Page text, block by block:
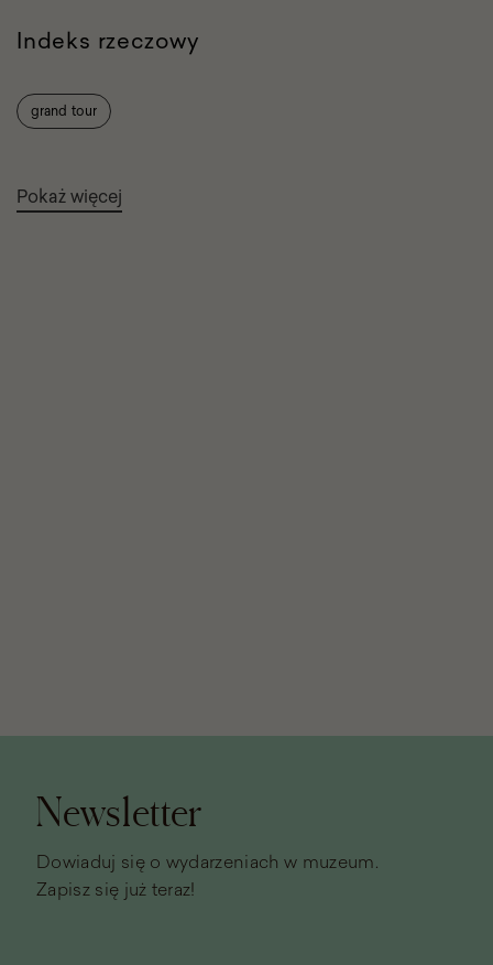
Indeks rzeczowy
grand tour
Pokaż więcej
Stopka
Newsletter
Dowiaduj się o wydarzeniach w muzeum.
Zapisz się już teraz!